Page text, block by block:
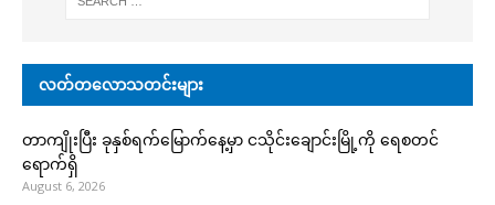
လတ်တလောသတင်းများ
တာကျိုးပြီး ခုနှစ်ရက်မြောက်နေ့မှာ ငသိုင်းချောင်းမြို့ကို ရေစတင်
ရောက်ရှိ
August 6, 2026